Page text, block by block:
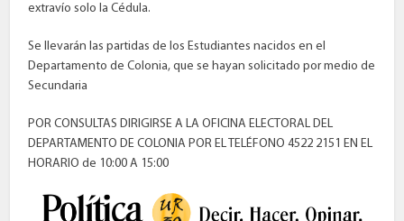
extravío solo la Cédula.
Se llevarán las partidas de los Estudiantes nacidos en el
Departamento de Colonia, que se hayan solicitado por medio de
Secundaria
POR CONSULTAS DIRIGIRSE A LA OFICINA ELECTORAL DEL
DEPARTAMENTO DE COLONIA POR EL TELÉFONO 4522 2151 EN EL
HORARIO de 10:00 A 15:00